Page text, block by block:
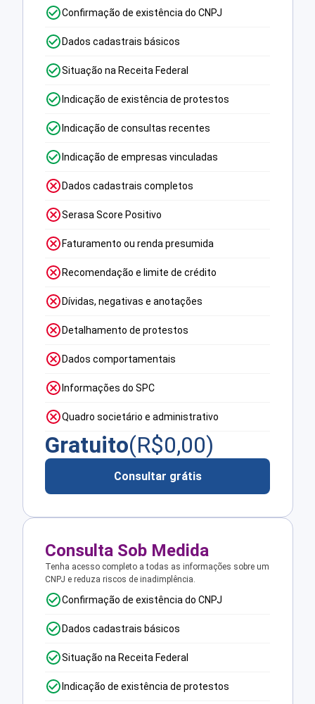
Confirmação de existência do CNPJ
Dados cadastrais básicos
Situação na Receita Federal
Indicação de existência de protestos
Indicação de consultas recentes
Indicação de empresas vinculadas
Dados cadastrais completos
Serasa Score Positivo
Faturamento ou renda presumida
Recomendação e limite de crédito
Dívidas, negativas e anotações
Detalhamento de protestos
Dados comportamentais
Informações do SPC
Quadro societário e administrativo
Gratuito(R$0,00)
Consultar grátis
Consulta Sob Medida
Tenha acesso completo a todas as informações sobre um
CNPJ e reduza riscos de inadimplência.
Confirmação de existência do CNPJ
Dados cadastrais básicos
Situação na Receita Federal
Indicação de existência de protestos